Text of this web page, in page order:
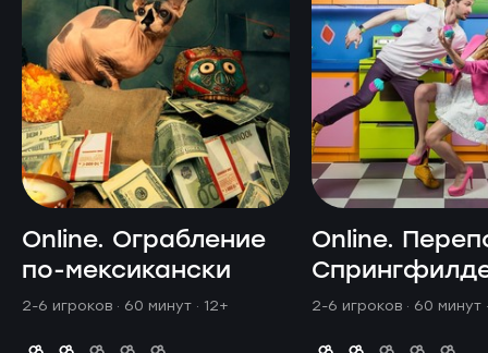
Online. Ограбление
по-мексикански
2-6 игроков · 60 минут · 12+
Online.
2-6 игроков · 60 минут